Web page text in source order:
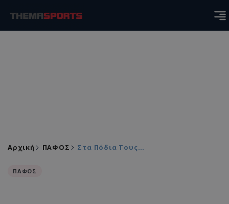
Αρχική ΠΑΦΟΣ Στα Πόδια Τους…
ΠΑΦΟΣ